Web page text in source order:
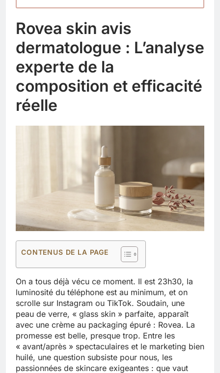
Rovea skin avis
dermatologue : L’analyse
experte de la
composition et efficacité
réelle
CONTENUS DE LA PAGE
On a tous déjà vécu ce moment. Il est 23h30, la
luminosité du téléphone est au minimum, et on
scrolle sur Instagram ou TikTok. Soudain, une
peau de verre, « glass skin » parfaite, apparaît
avec une crème au packaging épuré : Rovea. La
promesse est belle, presque trop. Entre les
« avant/après » spectaculaires et le marketing bien
huilé, une question subsiste pour nous, les
passionnées de skincare exigeantes : que vaut